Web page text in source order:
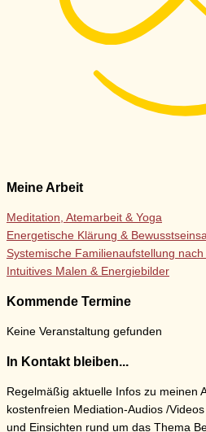
Meine Arbeit
Meditation, Atemarbeit & Yoga
Energetische Klärung &
Systemische Familienaufstellung
Intuitives Malen & Energiebilder
Kommende Termine
Keine Veranstaltung gefunden
In Kontakt bleiben...
Regelmäßig aktuelle Infos zu meinen
kostenfreien Mediation-Audios /
und Einsichten rund um das Thema